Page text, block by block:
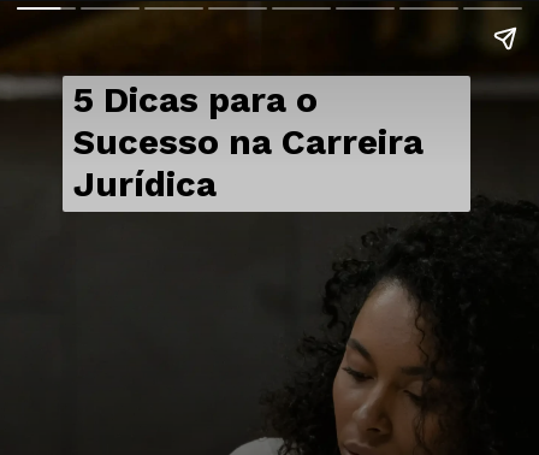
5 Dicas para o
Sucesso na Carreira
Jurídica